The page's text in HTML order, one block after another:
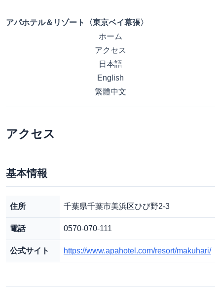
アパホテル＆リゾート〈東京ベイ幕張〉
ホーム
アクセス
日本語
English
繁體中文
アクセス
基本情報
住所 千葉県千葉市美浜区ひび野2-3
電話 0570-070-111
公式サイト https://www.apahotel.com/resort/makuhari/